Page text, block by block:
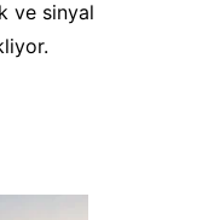
ve sinyal